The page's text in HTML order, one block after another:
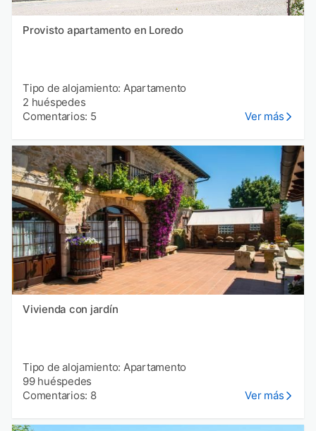
Provisto apartamento en Loredo
Tipo de alojamiento: Apartamento
2 huéspedes
Comentarios: 5
Ver más
Vivienda con jardín
Tipo de alojamiento: Apartamento
99 huéspedes
Comentarios: 8
Ver más